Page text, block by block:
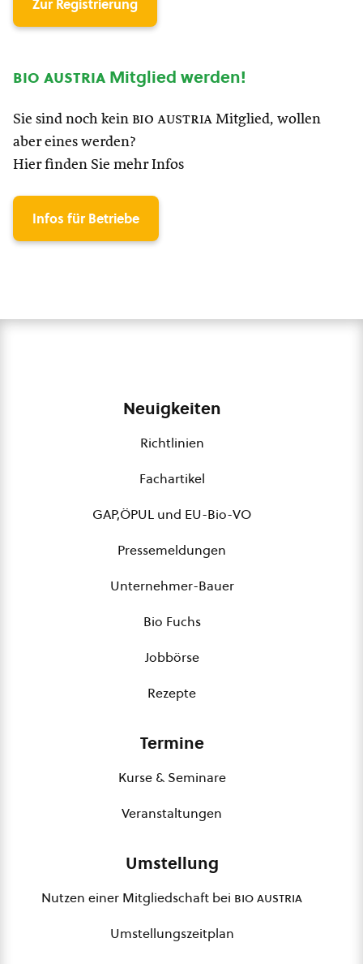
Zur Registrierung
bio austria Mitglied werden!
Sie sind noch kein bio austria Mitglied, wollen
aber eines werden?
Hier finden Sie mehr Infos
Infos für Betriebe
Neuigkeiten
Richtlinien
Fachartikel
GAP,ÖPUL und EU-Bio-VO
Pressemeldungen
Unternehmer-Bauer
Bio Fuchs
Jobbörse
Rezepte
Termine
Kurse & Seminare
Veranstaltungen
Umstellung
Nutzen einer Mitgliedschaft bei bio austria
Umstellungszeitplan